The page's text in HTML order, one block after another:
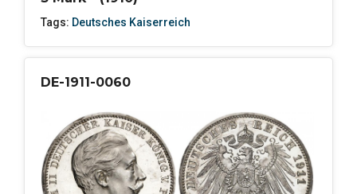
Tags: Deutsches Kaiserreich
DE-1911-0060